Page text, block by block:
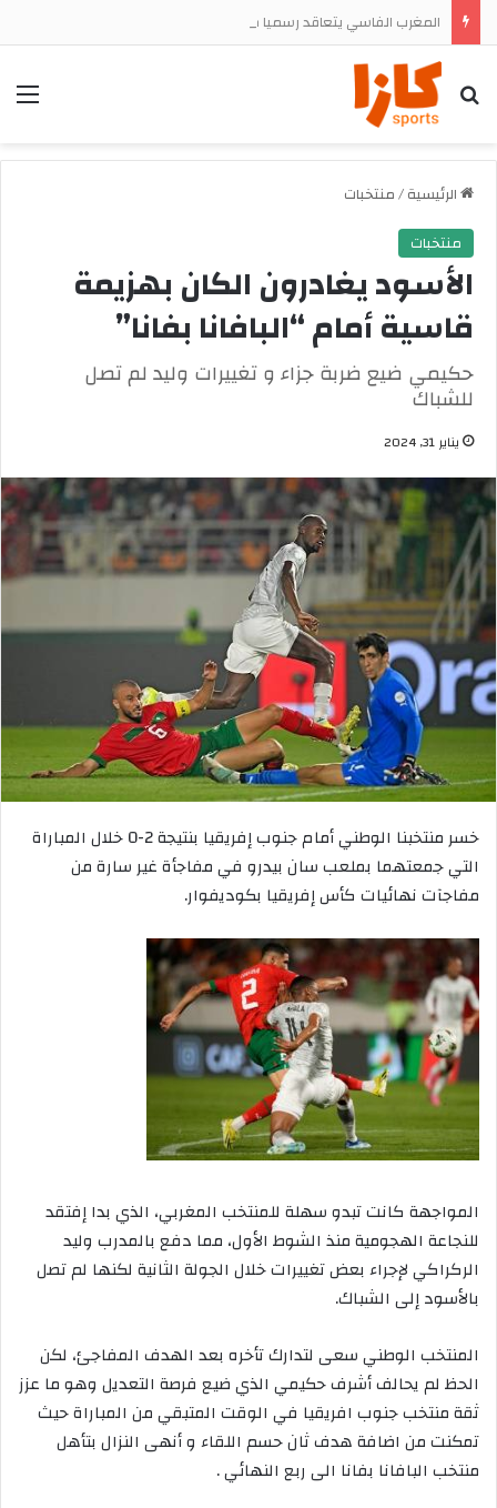
بحث
الرئيسية/منتخبات
منتخبات
الأسود يغادرون الكان بهزيمة
قاسية أمام “البافانا بفانا”
حكيمي ضيع ضربة جزاء و تغييرات وليد لم تصل
للشباك
يناير 31, 2024
خسر منتخبنا الوطني أمام جنوب إفريقيا بنتيجة 2-0 خلال المباراة
التي جمعتهما بملعب سان بيدرو في مفاجأة غير سارة من
مفاجآت نهائيات كأس إفريقيا بكوديفوار.
المواجهة كانت تبدو سهلة للمنتخب المغربي، الذي بدا إفتقد
للنجاعة الهجومية منذ الشوط الأول، مما دفع بالمدرب وليد
الركراكي لإجراء بعض تغييرات خلال الجولة الثانية لكنها لم تصل
بالأسود إلى الشباك.
المنتخب الوطني سعى لتدارك تأخره بعد الهدف المفاجئ، لكن
الحظ لم يحالف أشرف حكيمي الذي ضيع فرصة التعديل وهو ما عزز
ثقة منتخب جنوب افريقيا في الوقت المتبقي من المباراة حيث
تمكنت من اضافة هدف ثان حسم اللقاء و أنهى النزال بتأهل
منتخب البافانا بفانا الى ربع النهائي .